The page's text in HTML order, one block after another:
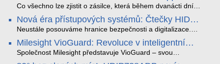
data ze SMARTBOX 2 MAX
Co všechno lze zjistit o zásilce, která během dvanácti dní
projede Arktidou? SMARTBOX 2 MAX jsme vzali na trasu z
Tromsø přes Lofoty, Kirunu a finské Laponsko až na
Nordkapp. Bez jediného dobití, v mrazu až −13 °C a mimo
otřesy i náklon. Výsledkem není jen čára na mapě, ale
podrobný datový příběh celé cesty.
Nová éra přístupových systémů: Čtečky HID
Signo
Neustále posouváme hranice bezpečnosti a digitalizace.
v oblasti kontroly přístupu – moderní a vysoce univerzální
čtečky HID Signo.
Milesight VioGuard: Revoluce v inteligentní
detekci dopravních přestupků
Společnost Milesight představuje VioGuard – svou